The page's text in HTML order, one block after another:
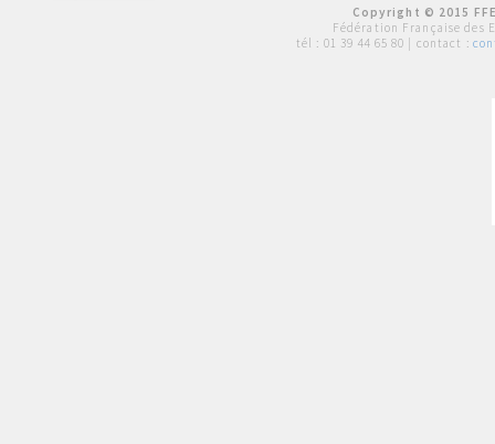
Copyright © 2015
Fédération Française des
tél : 01 39 44 65 80 | contact :